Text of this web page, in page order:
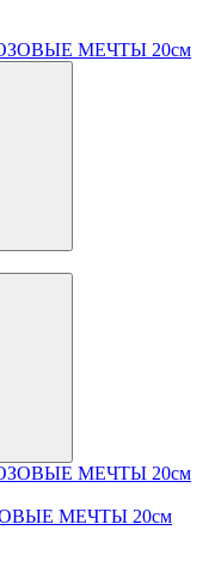
МЕЧТЫ 20см